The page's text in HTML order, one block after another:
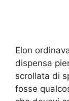
Elon
dispensa
scrollata di
fosse